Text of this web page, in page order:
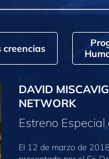
creencias
DAVID
NETWORK
Estreno
El 12 de marzo de